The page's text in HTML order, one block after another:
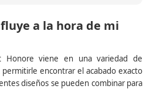
a la hora de mi
Honore viene en una variedad de
encontrar el acabado exacto
diseños se pueden combinar para